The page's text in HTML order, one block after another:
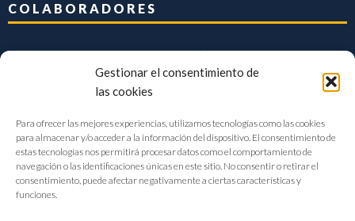
Gestionar el consentimiento de
las cookies
Para ofrecer las mejores experiencias, utilizamos tecnologías como las cookies
para almacenar y/o acceder a la información del dispositivo. El consentimiento de
estas tecnologías nos permitirá procesar datos como el comportamiento de
navegación o las identificaciones únicas en este sitio. No consentir o retirar el
consentimiento, puede afectar negativamente a ciertas características y
funciones.
COLABORADORES